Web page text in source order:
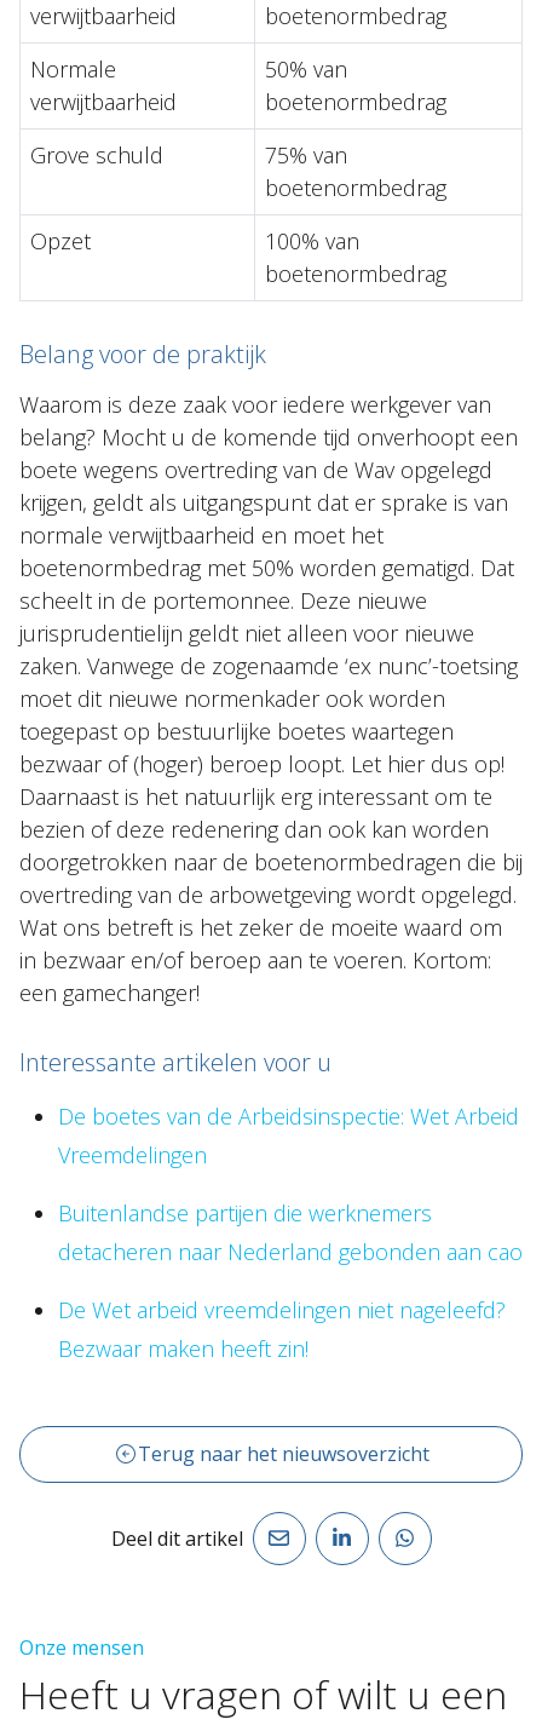
verwijtbaarheid
boetenormbedrag
Normale
verwijtbaarheid
50% van
boetenormbedrag
Grove schuld
75% van
boetenormbedrag
Opzet
100% van
boetenormbedrag
Belang voor de praktijk
Waarom is deze zaak voor iedere werkgever van
belang? Mocht u de komende tijd onverhoopt een
boete wegens overtreding van de Wav opgelegd
krijgen, geldt als uitgangspunt dat er sprake is van
normale verwijtbaarheid en moet het
boetenormbedrag met 50% worden gematigd. Dat
scheelt in de portemonnee. Deze nieuwe
jurisprudentielijn geldt niet alleen voor nieuwe
zaken. Vanwege de zogenaamde ‘ex nunc’-toetsing
moet dit nieuwe normenkader ook worden
toegepast op bestuurlijke boetes waartegen
bezwaar of (hoger) beroep loopt. Let hier dus op!
Daarnaast is het natuurlijk erg interessant om te
bezien of deze redenering dan ook kan worden
doorgetrokken naar de boetenormbedragen die bij
overtreding van de arbowetgeving wordt opgelegd.
Wat ons betreft is het zeker de moeite waard om
in bezwaar en/of beroep aan te voeren. Kortom:
een gamechanger!
Interessante artikelen voor u
De boetes van de Arbeidsinspectie: Wet Arbeid
Vreemdelingen
Buitenlandse partijen die werknemers
detacheren naar Nederland gebonden aan cao
De Wet arbeid vreemdelingen niet nageleefd?
Bezwaar maken heeft zin!
Terug naar het nieuwsoverzicht
Deel dit artikel
Onze mensen
Heeft u vragen ofwilt u een